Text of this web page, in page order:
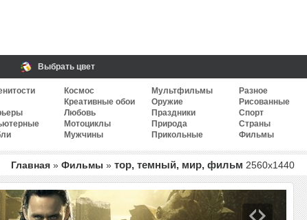
Выбрать цвет
Космос
Креативные обои
Любовь
Мотоциклы
Мужчины
Мультфильмы
Оружие
Праздники
Природа
Прикольные
Разное
Рисованные
Спорт
Страны
Фильмы
Главная » Фильмы » тор, темный, мир, фильм 2560x1440